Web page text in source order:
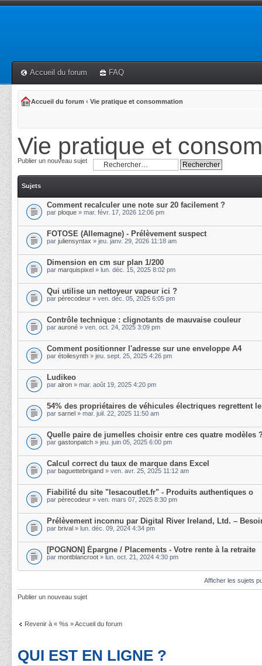
Accueil du forum FAQ
Accueil du forum ‹ Vie pratique et consommation
Vie pratique et
Publier un nouveau sujet
Sujets
Comment recalculer une note sur 20 facilement ?
par ploque » mar. févr. 17, 2026 12:06 pm
FOTOSE (Allemagne) - Prélèvement suspect
par juliensyntax » jeu. janv. 29, 2026 11:18 am
Dimension en cm sur plan 1/200
par marquispixel » lun. déc. 15, 2025 8:02 pm
Qui utilise un nettoyeur vapeur ici ?
par pèrecodeur » ven. déc. 05, 2025 6:05 pm
Contrôle technique : clignotants de mauvaise couleur
par auroné » ven. oct. 24, 2025 3:09 pm
Comment positionner l'adresse sur une enveloppe A4
par étoilesynth » jeu. sept. 25, 2025 4:26 pm
Ludikeo
par alron » mar. août 19, 2025 4:20 pm
54% des propriétaires de véhicules électriques regrettent le
par sarnel » mar. juil. 22, 2025 11:50 am
Quelle paire de jumelles choisir entre ces quatre modèles
par gastonpatch » jeu. juin 05, 2025 6:00 pm
Calcul correct du taux de marque dans Excel
par baguettebrigand » ven. avr. 25, 2025 11:12 am
Fiabilité du site "lesacoutlet.fr" - Produits authentiques o
par pèrecodeur » ven. mars 07, 2025 8:30 pm
Prélèvement inconnu par Digital River Ireland, Ltd. –
par brival » lun. déc. 09, 2024 4:34 pm
[POGNON] Épargne / Placements - Votre rente à la retraite
par montblancroot » lun. oct. 21, 2024 4:30 pm
Afficher les sujets
Publier un nouveau sujet
Revenir à « %s » Accueil du forum
QUI EST EN LIGNE ?